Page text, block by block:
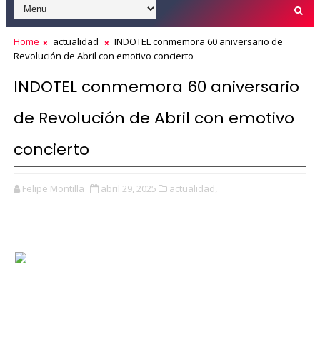
Home actualidad
INDOTEL conmemora 60 aniversario de
Revolución de Abril con emotivo concierto
INDOTEL conmemora 60 aniversario
de Revolución de Abril con emotivo
concierto
Felipe Montilla abril 29, 2025 actualidad,